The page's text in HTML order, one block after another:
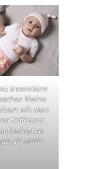
besondere
kleine
mit dem
Schiesser
beliebten
als Motiv.